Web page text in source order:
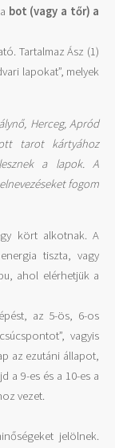
bot (vagy a tőr) a
Tartalmaz Ász (1)
lapokat”, melyek
Herceg, Apród
tarot kártyához
a lapok. A
fogom
kört alkotnak. A
tiszta, vagy
ahol elérhetjük a
az 5-ös, 6-os
vagyis
az ezutáni állapot,
a 9-es és a 10-es a
vezet.
jelölnek.